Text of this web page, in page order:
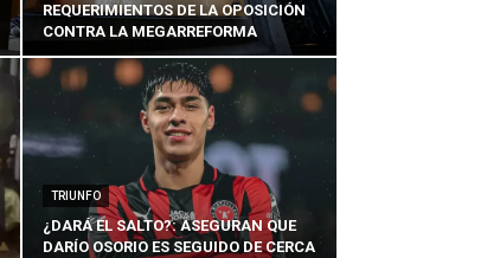
REQUERIMIENTOS DE LA OPOSICIÓN
CONTRA LA MEGARREFORMA
TRIUNFO
¿DARÁ EL SALTO?: ASEGURAN QUE
DARÍO OSORIO ES SEGUIDO DE CERCA